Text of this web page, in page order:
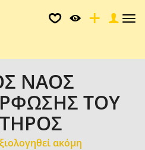
ΝΑΟΣ
ΤΟΥ
ακόμη